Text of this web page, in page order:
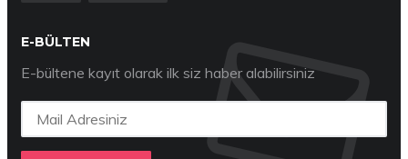
E-BÜLTEN
E-bültene kayıt olarak ilk siz haber alabilirsiniz